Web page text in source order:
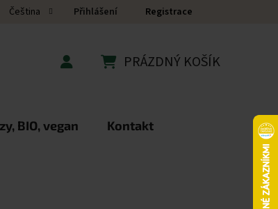
Čeština Přihlášení Registrace
PRÁZDNÝ KOŠÍK
BIO, vegan Kontakt